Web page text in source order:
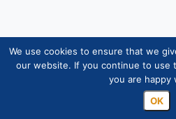
Copyright © Suomen
Jäsentietojärjestelmän
käsittely
We use cookies to ensure that we
our website. If you continue to use
you are happy
OK